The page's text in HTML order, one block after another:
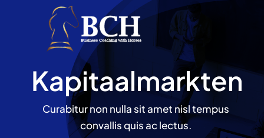
Kapitaalmarkten
Curabitur non nulla sit amet nisl tempus
convallis quis ac lectus.